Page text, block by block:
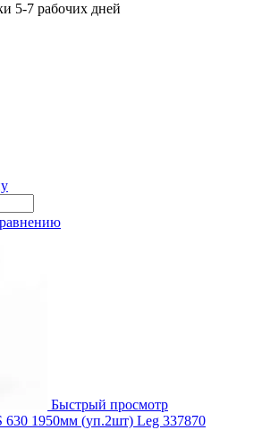
5-7 рабочих дней
Быстрый просмотр
630 1950мм (уп.2шт) Leg 337870